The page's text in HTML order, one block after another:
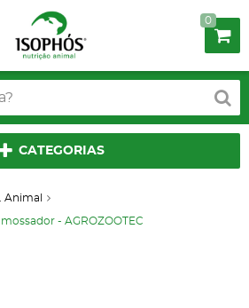
0
CATEGORIAS
Animal
- AGROZOOTEC